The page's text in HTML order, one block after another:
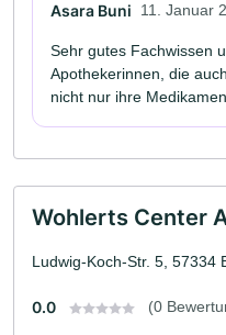
Asara Buni 11. Januar
Sehr gutes Fachwissen
Apothekerinnen, die
nicht nur ihre
Wohlerts Center
Ludwig-Koch-Str. 5, 57334
0.0 (0